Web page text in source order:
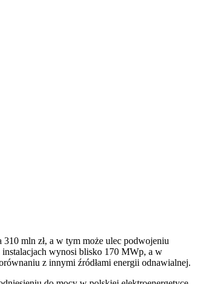
mln zł, a w tym może ulec podwojeniu
wynosi blisko 170 MWp, a w
z innymi źródłami energii odnawialnej.